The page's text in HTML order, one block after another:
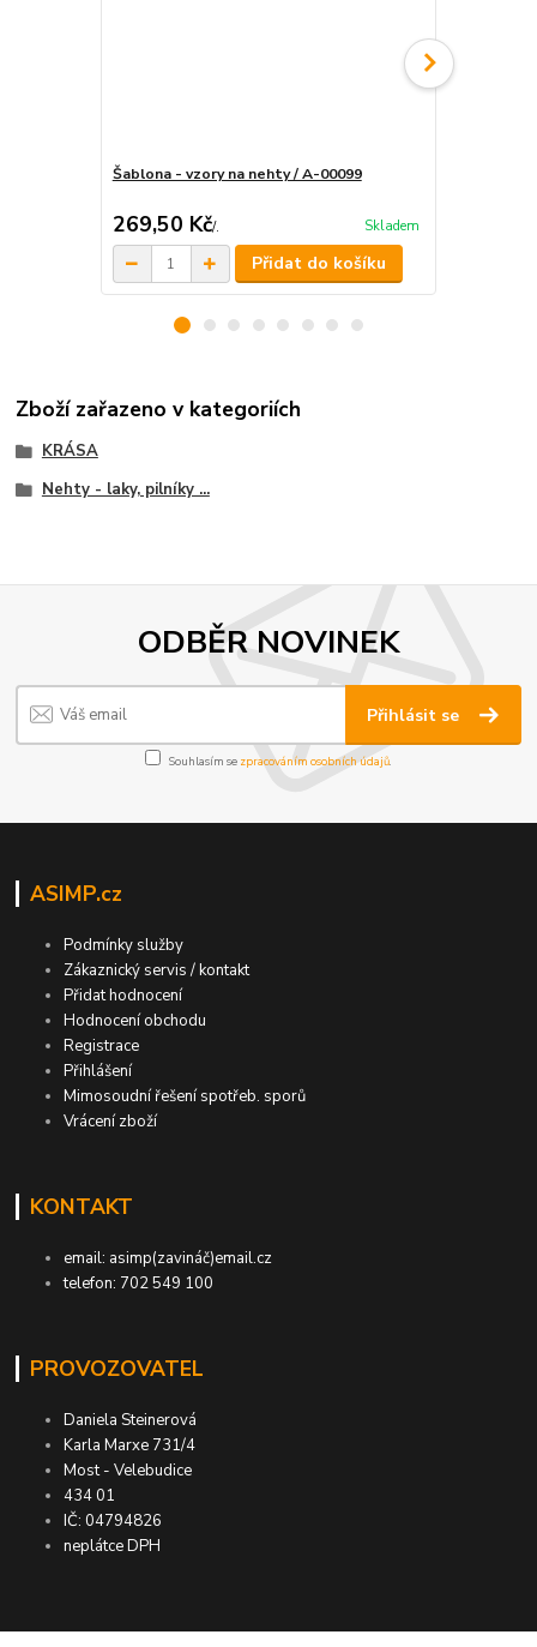
Šablona - vzory na nehty / A-00099
269,50 Kč/. Skladem
Přidat do košíku
Zboží zařazeno v kategoriích
KRÁSA
Nehty - laky, pilníky ...
ODBĚR NOVINEK
Přihlásit se
Souhlasím se zpracováním osobních údajů.
ASIMP.cz
Podmínky služby
Zákaznický servis / kontakt
Přidat hodnocení
Hodnocení obchodu
Registrace
Přihlášení
Mimosoudní řešení spotřeb. sporů
Vrácení zboží
KONTAKT
email: asimp(zavináč)email.cz
telefon: 702 549 100
PROVOZOVATEL
Daniela Steinerová
Karla Marxe 731/4
Most - Velebudice
434 01
IČ: 04794826
neplátce DPH